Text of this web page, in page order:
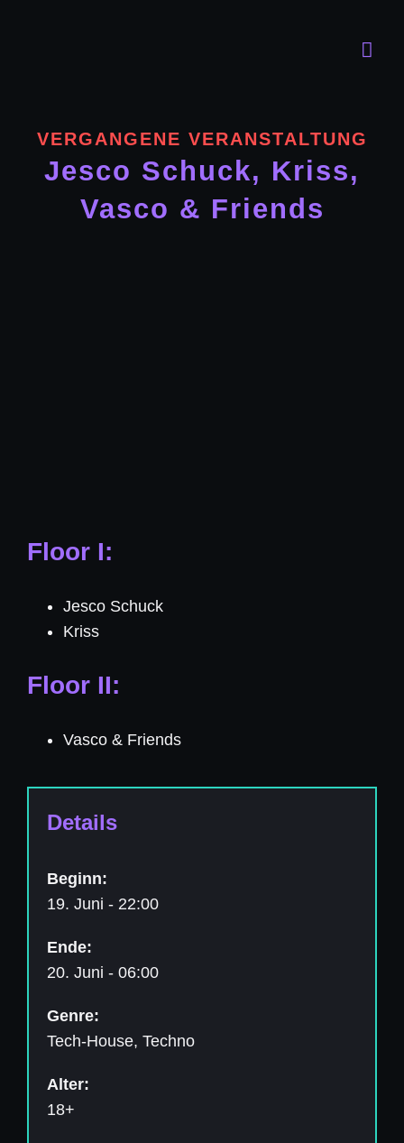
VERGANGENE VERANSTALTUNG
Jesco Schuck, Kriss,
Vasco & Friends
Floor I:
Jesco Schuck
Kriss
Floor II:
Vasco & Friends
Details
Beginn:
19. Juni - 22:00
Ende:
20. Juni - 06:00
Genre:
Tech-House, Techno
Alter:
18+